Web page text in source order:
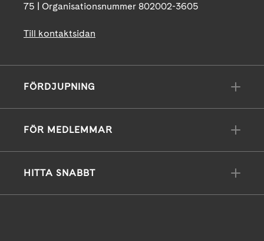
75 | Organisationsnummer 802002-3605
Till kontaktsidan
FÖRDJUPNING
FÖR MEDLEMMAR
HITTA SNABBT